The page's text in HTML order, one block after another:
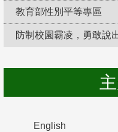
教育部性別平等專區
防制校園霸凌，勇敢說
English